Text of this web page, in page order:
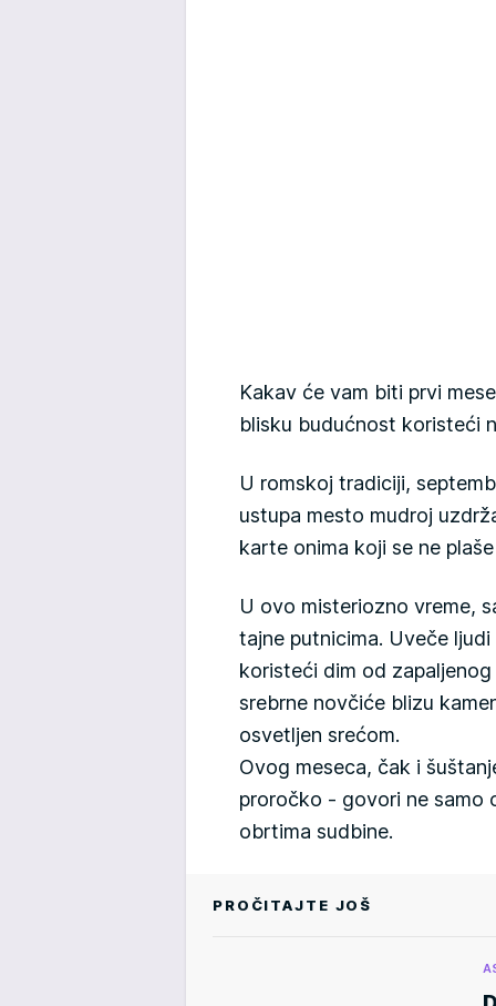
Kakav će vam biti prvi
blisku budućnost koristeći
U romskoj tradiciji,
ustupa mesto mudroj
karte onima koji se ne
U ovo misteriozno vreme,
tajne putnicima. Uveče
koristeći dim od
srebrne novčiće blizu
osvetljen srećom.
Ovog meseca, čak i
proročko - govori ne samo
obrtima sudbine.
PROČITAJTE JOŠ